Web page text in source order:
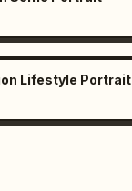
Lifestyle Portrait